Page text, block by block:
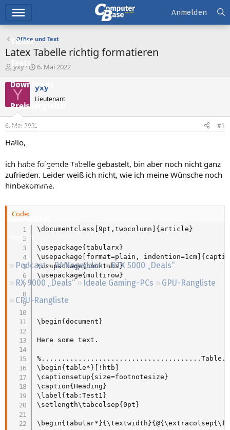
Ticker
Tests
Downloads
Preisvergleich
Forum
Aktuelles
Empfohlene Inhalte
Neue Beiträge
Regeln
Podcast RAMageddon
RTX 5000 „Deals“
RX 9000 „Deals“
Ideale Gaming-PCs
GPU-Rangliste
CPU-Rangliste
Anmelden
Office und Text
Latex Tabelle richtig formatieren
E
s
t
e
l
e
r
yxy
E
s
t
e
t
6. Mai 2022
Y yxy
Lieutenant
6. Mai 2022 #1
Hallo,
ich habe folgende Tabelle gebastelt, bin aber noch nicht ganz
zufrieden. Leider weiß ich nicht, wie ich meine Wünsche noch
hinbekomme.
Code:
\documentclass[9pt,twocolumn]{article}
\usepackage{tabularx}
\usepackage[format=plain,
\usepackage{booktabs}
\usepackage{multirow}
\begin{document}
Here some text.
\begin{table*}[!htb]
\captionsetup{size=footnotesize}
\caption{Heading}
\label{tab:Test1}
\setlength\tabcolsep{0pt}